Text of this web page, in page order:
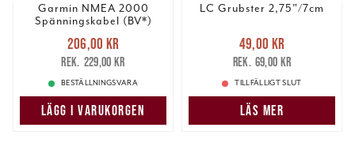
Garmin NMEA 2000
Spänningskabel (BV*)
Nuvarande pris
206,00 krTidigare pris
229,00 kr
206,00 kr
229,00 kr
BESTÄLLNINGSVARA
LÄGG I VARUKORGEN
LC Grubster 2,75"/7cm
Nuvarande pris
49,00 krTidigare pris
69,00 kr
49,00 kr
69,00 kr
TILLFÄLLIGT SLUT
LÄS MER